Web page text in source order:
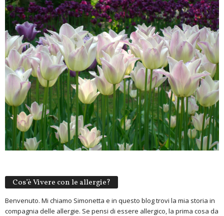
Cos’è Vivere con le allergie?
Benvenuto. Mi chiamo Simonetta e in questo blog trovi la mia storia in
compagnia delle allergie. Se pensi di essere allergico, la prima cosa da